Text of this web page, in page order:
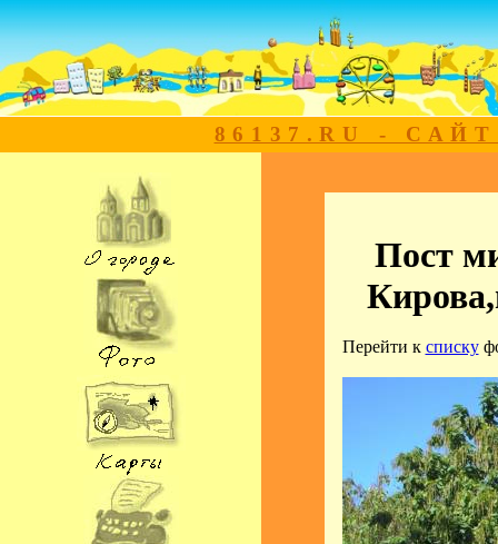
86137.RU -
Пост
Перейти к списку